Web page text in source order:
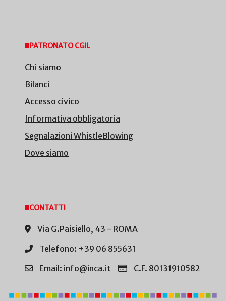
PATRONATO CGIL
Chi siamo
Bilanci
Accesso civico
Informativa obbligatoria
Segnalazioni WhistleBlowing
Dove siamo
CONTATTI
Via G.Paisiello, 43 - ROMA
Telefono: +39 06 855631
Email: info@inca.it
C.F. 80131910582